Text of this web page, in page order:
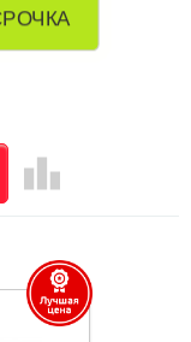
leaderboard